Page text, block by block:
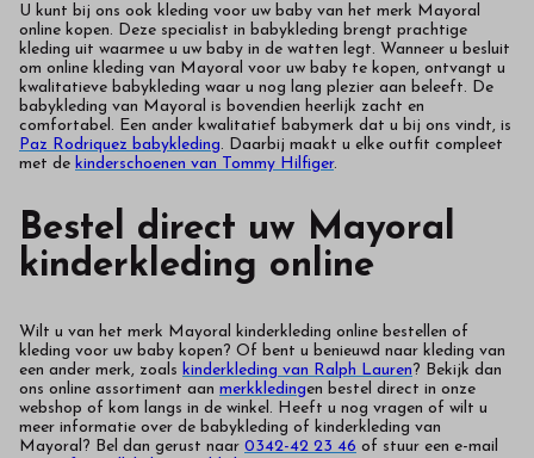
U kunt bij ons ook kleding voor uw baby van het merk Mayoral
online kopen. Deze specialist in babykleding brengt prachtige
kleding uit waarmee u uw baby in de watten legt. Wanneer u besluit
om online kleding van Mayoral voor uw baby te kopen, ontvangt u
kwalitatieve babykleding waar u nog lang plezier aan beleeft. De
babykleding van Mayoral is bovendien heerlijk zacht en
comfortabel. Een ander kwalitatief babymerk dat u bij ons vindt, is
Paz Rodriquez babykleding. Daarbij maakt u elke outfit compleet
met de kinderschoenen van Tommy Hilfiger.
Bestel direct uw Mayoral
kinderkleding online
Wilt u van het merk Mayoral kinderkleding online bestellen of
kleding voor uw baby kopen? Of bent u benieuwd naar kleding van
een ander merk, zoals kinderkleding van Ralph Lauren? Bekijk dan
ons online assortiment aan merkkledingen bestel direct in onze
webshop of kom langs in de winkel. Heeft u nog vragen of wilt u
meer informatie over de babykleding of kinderkleding van
Mayoral? Bel dan gerust naar 0342-42 23 46 of stuur een e-mail